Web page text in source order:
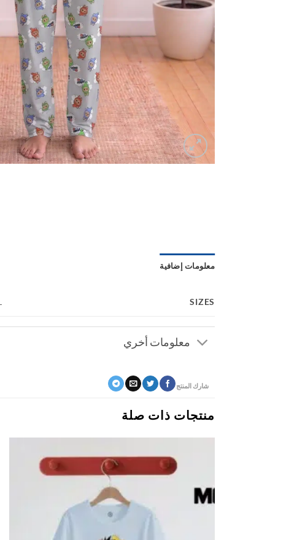
معلومات إضافية
SIZES
معلومات أخري
شارك المنتج
منتجات ذات صلة